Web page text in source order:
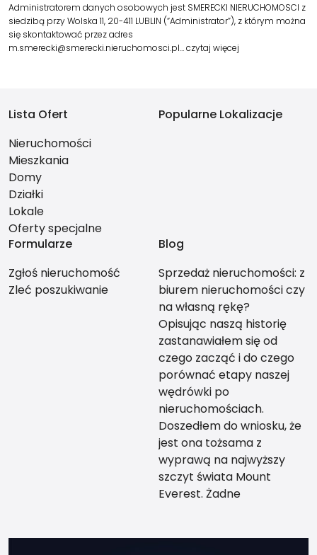
Administratorem danych osobowych jest SMERECKI NIERUCHOMOSCI z
siedzibą przy Wolska 11, 20-411 LUBLIN (“Administrator”), z którym można
się skontaktować przez adres
m.smerecki@smerecki.nieruchomosci.pl…czytaj więcej
Lista Ofert
Nieruchomości
Mieszkania
Domy
Działki
Lokale
Oferty specjalne
Popularne Lokalizacje
Formularze
Zgłoś nieruchomość
Zleć poszukiwanie
Blog
Sprzedaż nieruchomości: z
biurem nieruchomości czy
na własną rękę?
Opisując naszą historię
zastanawiałem się od
czego zacząć i do czego
porównać etapy naszej
wędrówki po
nieruchomościach.
Doszedłem do wniosku, że
jest ona tożsama z
wyprawą na najwyższy
szczyt świata Mount
Everest. Żadne